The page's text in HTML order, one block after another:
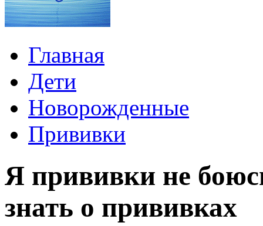
Главная
Дети
Новорожденные
Прививки
Я прививки не
знать о прививках